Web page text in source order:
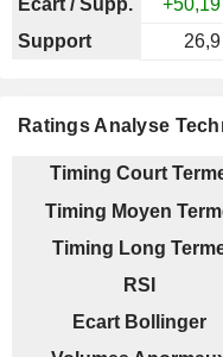
Ecart / Supp.
Support
26,9
Ratings Analyse
Timing Court
Timing Moyen
Timing Long
RSI
Ecart Bollinger